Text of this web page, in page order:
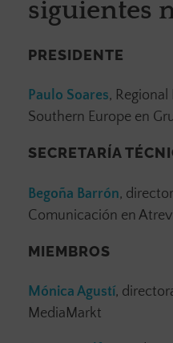
siguientes
PRESIDENTE
Paulo Soares,
Southern Europe en
SECRETARÍA
Begoña Barrón,
Comunicación en
MIEMBROS
Mónica Agustí,
MediaMarkt